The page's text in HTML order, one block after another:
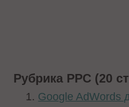
Рубрика PPC (20
Google AdWords